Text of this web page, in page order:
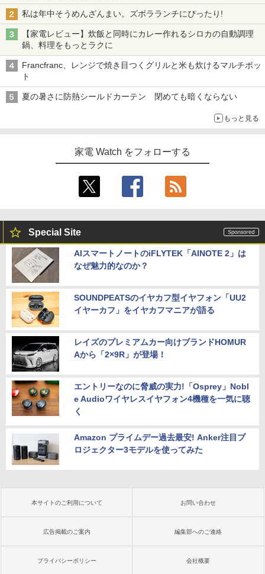
私は年中そうめんざんまい。ズボラランチにぴったり!
【家電レビュー】炊飯と同時にカレー作れるシロカの自動調理
鍋、料理をもっとラクに
Francfranc、レンジで焼き目つくグリルと米も炊けるマルチポッ
ト
夏の暑さに防熱シールドカーテン 閉めても暗くならない
もっと見る
家電 Watch をフォローする
Special Site
AIスマートノートのiFLYTEK「AINOTE 2」は
なぜ魅力的なのか？
SOUNDPEATSのイヤカフ型イヤフォン「UU2
イヤーカフ」をイヤカフマニアが語る
レイズのプレミアムカー向けブランドHOMUR
Aから「2×9R」が登場！
エントリーなのに脅威の実力!「Osprey」Nobl
e Audioワイヤレスイヤフォン4機種を一気に聴
く
Amazon プライムデー過去最安! Anker注目プ
ロジェクター3モデルを使ってみた
本サイトのご利用について お問い合わせ
広告掲載のご案内 編集部へのご連絡
プライバシーポリシー 会社概要